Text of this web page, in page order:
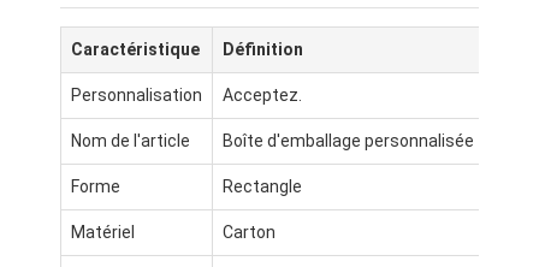
Caractéristique Définition
Personnalisation Acceptez.
Nom de l'article Boîte d'emballage personnalisée
Forme Rectangle
Matériel Carton